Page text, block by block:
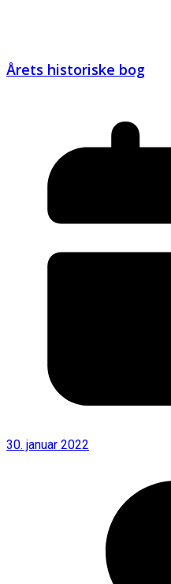
Årets historiske bog
30. januar 2022